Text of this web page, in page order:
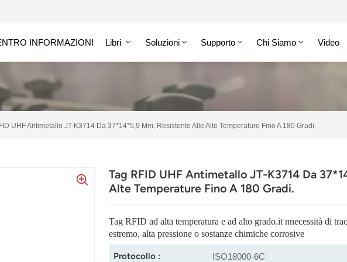
INFORMAZIONI Libri Soluzioni Supporto Chi Siamo Video
UHF Antimetallo JT-K3714 Da 37*14*5,9 Mm, Resistente Alle Alte Temperature Fino A 180 Gradi.
Tag RFID UHF Antimetallo JT-K3714 Da
Alte Temperature Fino A 180 Gradi.
Tag RFID ad alta temperatura e ad alto grado.it nnecessità di
estremo, alta pressione o sostanze chimiche corrosive
Protocollo : ISO18000-6C